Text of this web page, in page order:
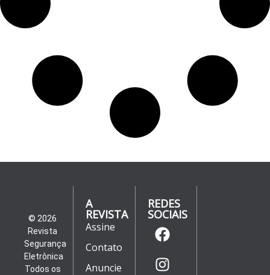
© 2026
Revista
Segurança
Eletrônica
Todos os
A
REVISTA
Assine
Contato
Anuncie
REDES
SOCIAIS